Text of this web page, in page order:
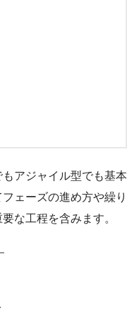
アジャイル型でも基本
ェーズの進め方や繰り
な工程を含みます。